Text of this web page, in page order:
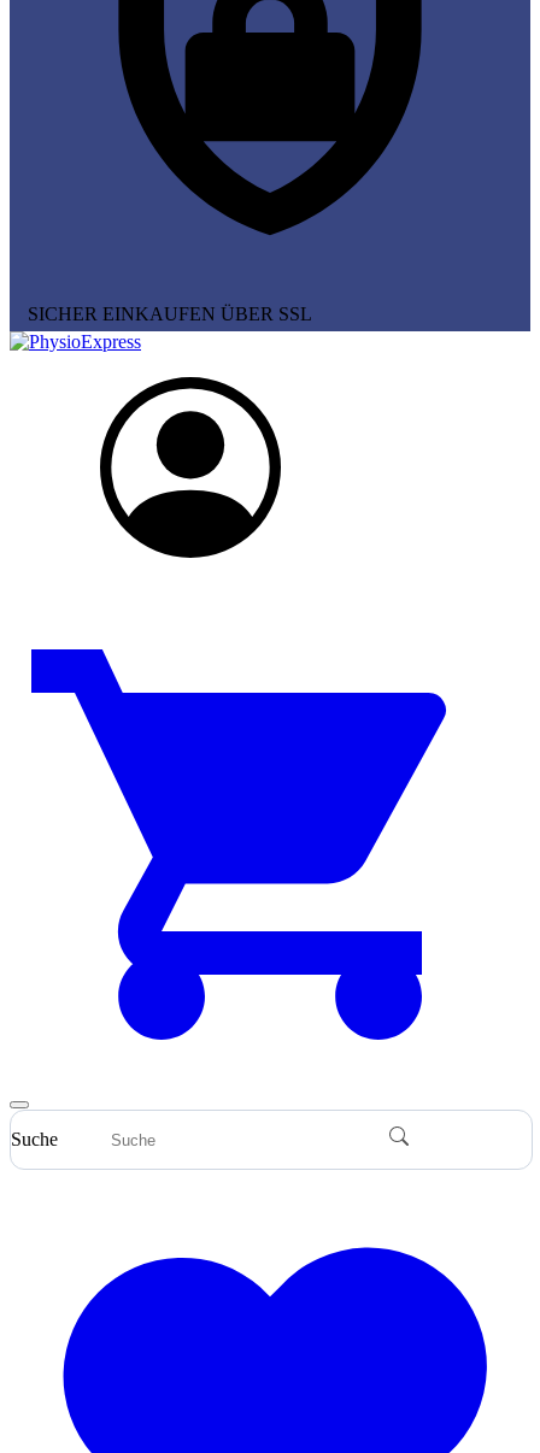
SICHER EINKAUFEN ÜBER SSL
Suche